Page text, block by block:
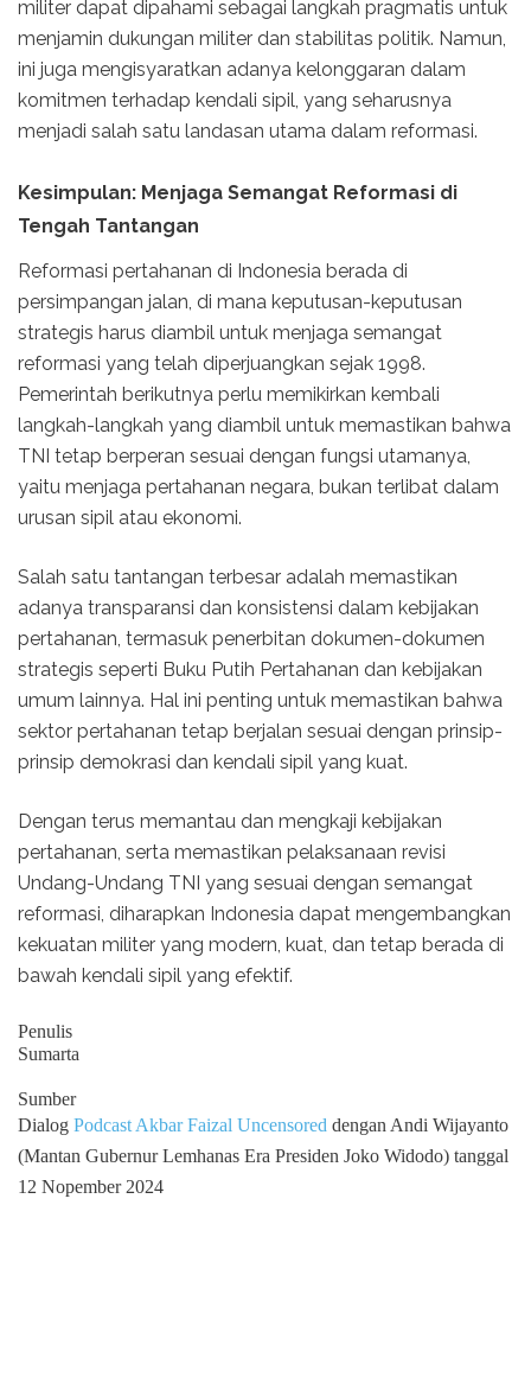
militer dapat dipahami sebagai langkah pragmatis untuk
menjamin dukungan militer dan stabilitas politik. Namun,
ini juga mengisyaratkan adanya kelonggaran dalam
komitmen terhadap kendali sipil, yang seharusnya
menjadi salah satu landasan utama dalam reformasi.
Kesimpulan: Menjaga Semangat Reformasi di
Tengah Tantangan
Reformasi pertahanan di Indonesia berada di
persimpangan jalan, di mana keputusan-keputusan
strategis harus diambil untuk menjaga semangat
reformasi yang telah diperjuangkan sejak 1998.
Pemerintah berikutnya perlu memikirkan kembali
langkah-langkah yang diambil untuk memastikan bahwa
TNI tetap berperan sesuai dengan fungsi utamanya,
yaitu menjaga pertahanan negara, bukan terlibat dalam
urusan sipil atau ekonomi.
Salah satu tantangan terbesar adalah memastikan
adanya transparansi dan konsistensi dalam kebijakan
pertahanan, termasuk penerbitan dokumen-dokumen
strategis seperti Buku Putih Pertahanan dan kebijakan
umum lainnya. Hal ini penting untuk memastikan bahwa
sektor pertahanan tetap berjalan sesuai dengan prinsip-
prinsip demokrasi dan kendali sipil yang kuat.
Dengan terus memantau dan mengkaji kebijakan
pertahanan, serta memastikan pelaksanaan revisi
Undang-Undang TNI yang sesuai dengan semangat
reformasi, diharapkan Indonesia dapat mengembangkan
kekuatan militer yang modern, kuat, dan tetap berada di
bawah kendali sipil yang efektif.
Penulis
Sumarta
Sumber
Dialog Podcast Akbar Faizal Uncensored dengan Andi Wijayanto
(Mantan Gubernur Lemhanas Era Presiden Joko Widodo) tanggal
12 Nopember 2024